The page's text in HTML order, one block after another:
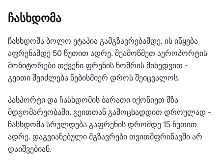
ჩასხდომა
ჩასხდომა ბოლო ეტაპია გამგზავრებამდე. ის იწყება
აფრენამდე 50 წუთით ადრე. შეამოწმეთ აეროპორტის
მონიტორები თქვენი ფრენის ნომრის მიხედვით -
გეითი შეიძლება ნებისმიერ დროს შეიცვალოს.
პასპორტი და ჩასხდომის ბარათი იქონიეთ მზა
მდგომარეობაში. გეითთან გამოცხადდით დროულად -
ჩასხდომა სრულდება გაფრენის დრომდე 15 წუთით
ადრე. დაგვიანებული მგზავრები თვითმფრინავში არ
დაიშვებიან.